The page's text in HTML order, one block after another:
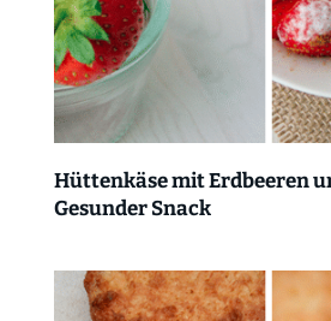
Hüttenkäse mit Erdbeeren
Gesunder Snack